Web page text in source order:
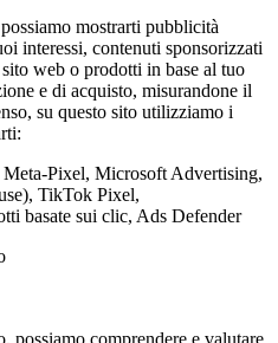
mostrarti pubblicità
interessi, contenuti sponsorizzati
web o prodotti in base al tuo
e di acquisto, misurandone il
su questo sito utilizziamo i
Pixel, Microsoft Advertising,
TikTok Pixel,
basate sui clic, Ads Defender